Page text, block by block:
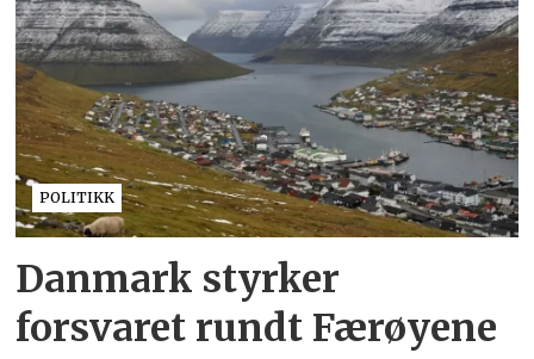
POLITIKK
Danmark styrker
forsvaret rundt Færøyene